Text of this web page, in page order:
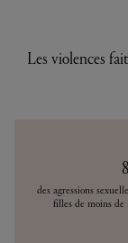
Les violences
des agressions
filles de moins de